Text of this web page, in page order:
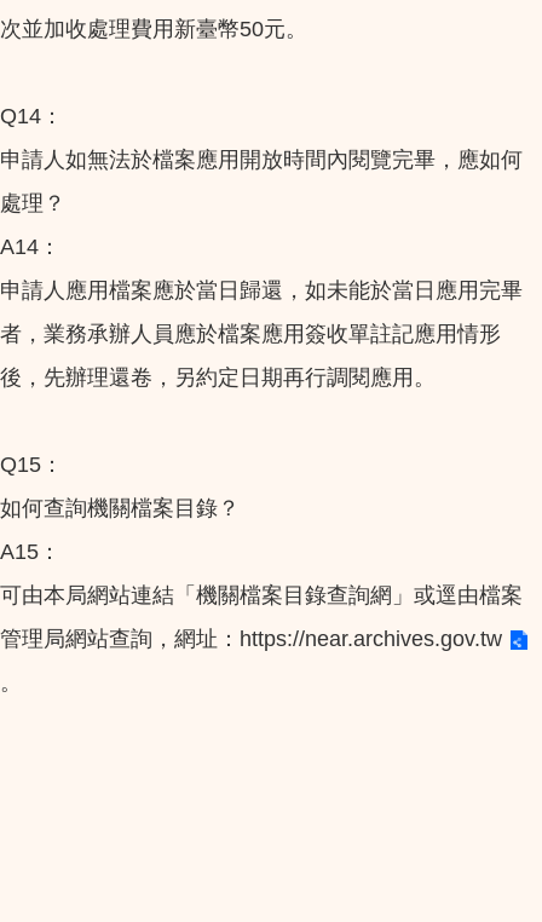
次並加收處理費用新臺幣50元。
Q14：
申請人如無法於檔案應用開放時間內閱覽完畢，應如何
處理？
A14：
申請人應用檔案應於當日歸還，如未能於當日應用完畢
者，業務承辦人員應於檔案應用簽收單註記應用情形
後，先辦理還卷，另約定日期再行調閱應用。
Q15：
如何查詢機關檔案目錄？
A15：
可由本局網站連結「機關檔案目錄查詢網」或逕由檔案
管理局網站查詢，網址： https://near.archives.gov.tw
。